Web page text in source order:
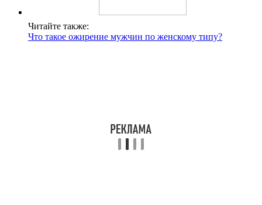
Читайте также:
Что такое ожирение мужчин по женскому типу?